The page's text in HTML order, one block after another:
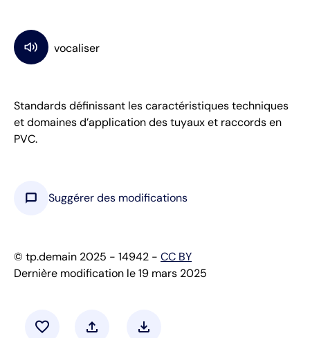
Standards définissant les caractéristiques techniques
et domaines d’application des tuyaux et raccords en
PVC.
chat_bubble Suggérer des modifications
© tp.demain 2025 - 14942 - CC BY
Dernière modification le 19 mars 2025
favorite upload download